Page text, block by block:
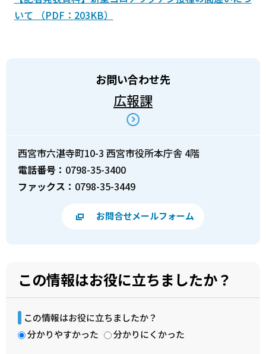
いて （PDF：203KB）
お問い合わせ先
広報課
西宮市六湛寺町10-3 西宮市役所本庁舎 4階
電話番号： 0798-35-3400
ファックス： 0798-35-3449
お問合せメールフォーム
この情報はお役に立ちましたか？
この情報はお役に立ちましたか？
分かりやすかった
分かりにくかった